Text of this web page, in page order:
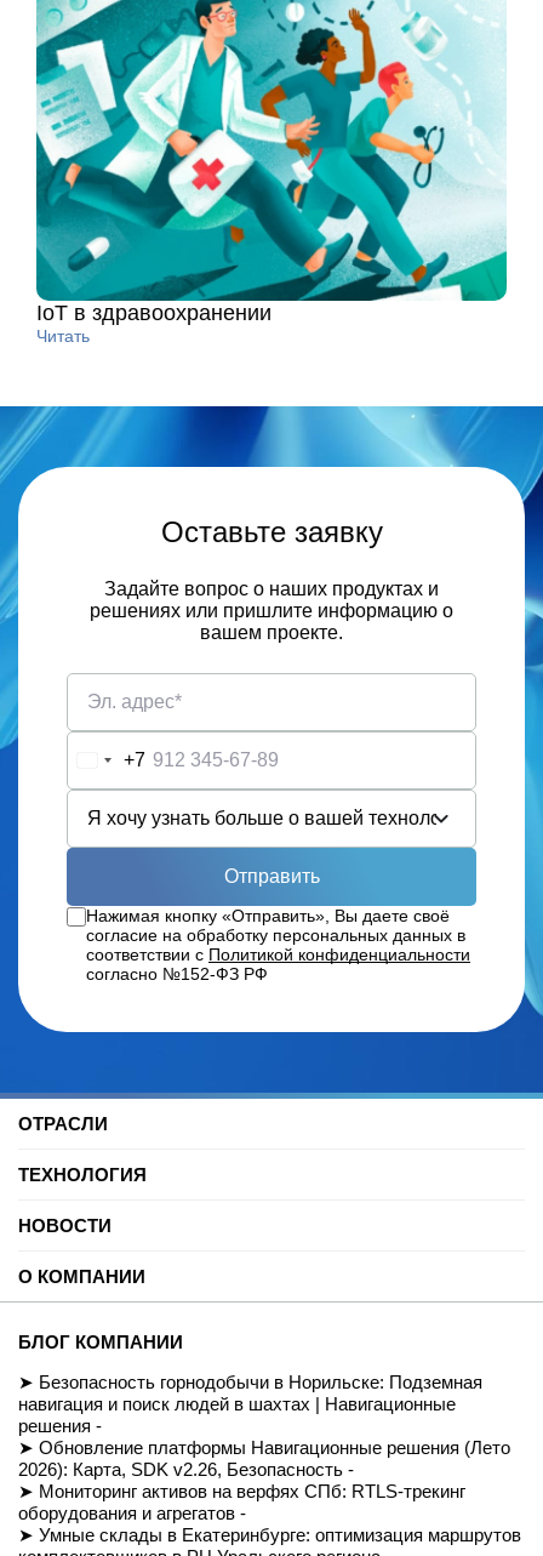
IoT в здравоохранении
Читать
Оставьте заявку
Задайте вопрос о наших продуктах и
решениях или пришлите информацию о
вашем проекте.
Russia
+7
+7
Отправить
Нажимая кнопку «Отправить», Вы даете своё
согласие на обработку персональных данных в
соответствии с Политикой конфиденциальности
согласно №152-ФЗ РФ
ОТРАСЛИ
Торговые центры
Автомобильные услуги
Спорт
Производство
Культура и развлечения
Здравоохранение
Недвижимость и офисы
Музеи
Транспорт
Ритейл
Навигация транспортных средств
Строительство
ТЕХНОЛОГИЯ
SDK для Indoor навигации
Позиционирование внутри помещений
Реализованные проекты
Для разработчиков
FAQ
Документация
Вход/Регистрация
НОВОСТИ
Вебинары и подкасты
О КОМПАНИИ
Миссия
Команда
Контакты
СОУТ
Политика обработки персональных данных
Условия доступа к сайту
Приказ Минцифры №511
Магазин
БЛОГ КОМПАНИИ
Безопасность горнодобычи в Норильске: Подземная
навигация и поиск людей в шахтах | Навигационные
решения -
Обновление платформы Навигационные решения (Лето
2026): Карта, SDK v2.26, Безопасность -
Мониторинг активов на верфях СПб: RTLS-трекинг
оборудования и агрегатов -
Умные склады в Екатеринбурге: оптимизация маршрутов